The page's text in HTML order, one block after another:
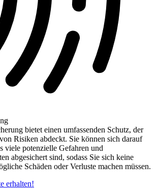
bietet einen umfassenden Schutz, der
Risiken abdeckt. Sie können sich darauf
viele potenzielle Gefahren und
abgesichert sind, sodass Sie sich keine
Schäden oder Verluste machen müssen.
erhalten!